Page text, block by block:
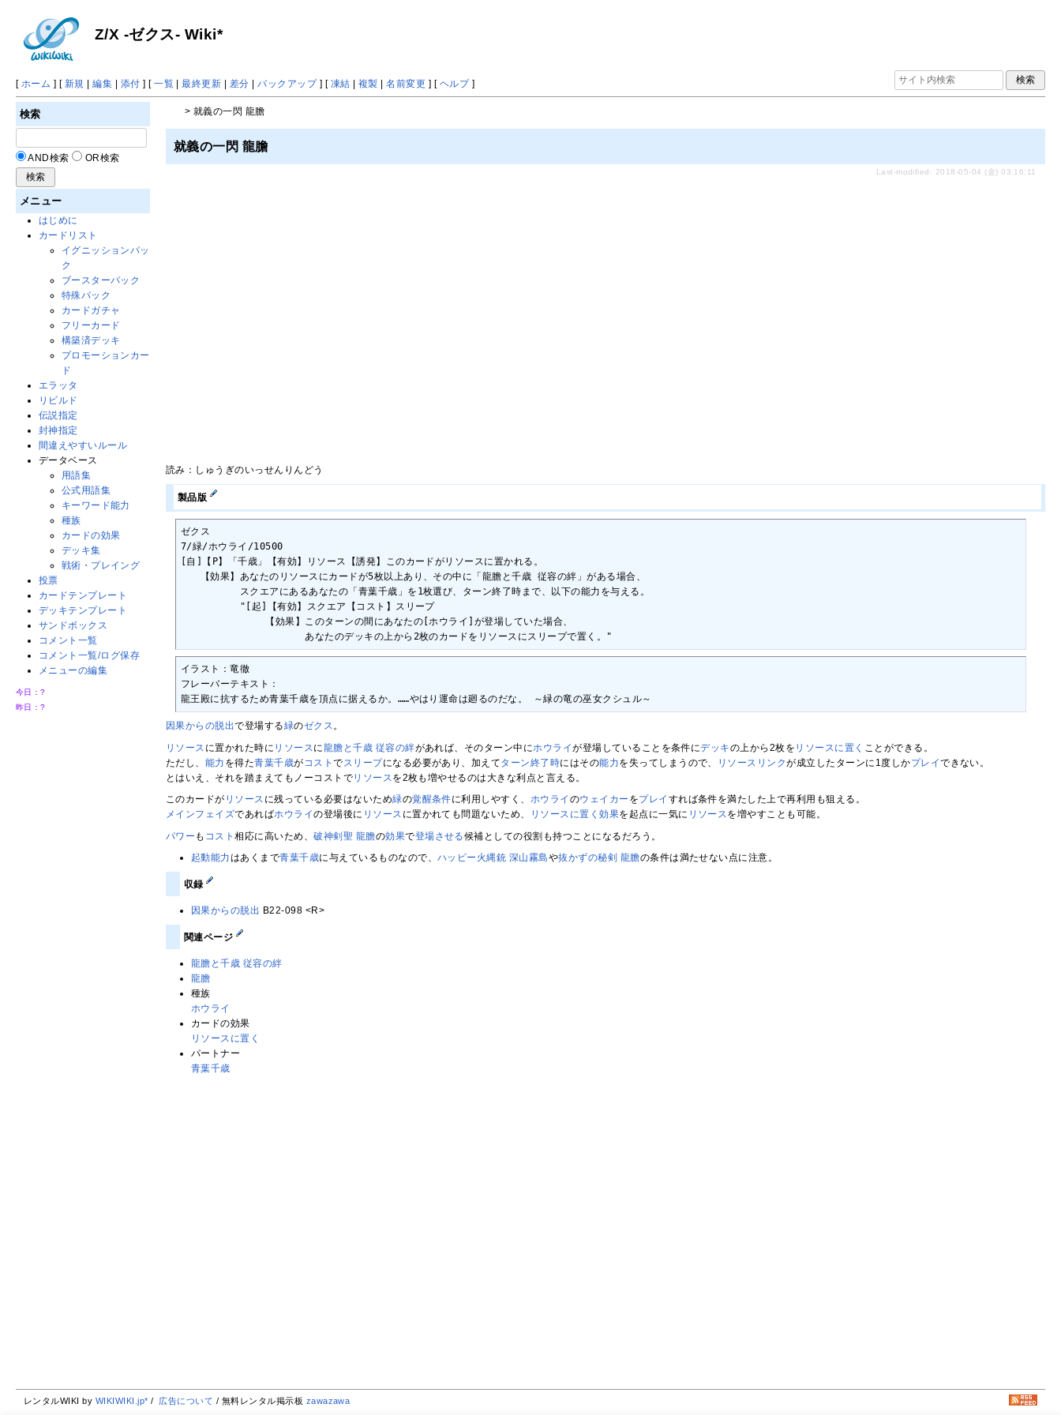
Z/X -ゼクス- Wiki*
[ ホーム ] [ 新規 |編集 | 添付 ] [一覧 |最終更新 | 差分 |バックアップ] [ 凍結 | 複製 |名前変更 ] [ ヘルプ]
> 就義の一閃 龍膽
就義の一閃 龍膽
Last-modified: 2018-05-04 (金) 03:16:11
読み：しゅうぎのいっせんりんどう
製品版
ゼクス
7/緑/ホウライ/10500
[自]【P】「千歳」【有効】リソース【誘発】このカードがリソースに置かれる。
【効果】あなたのリソースにカードが5枚以上あり、その中に「龍膽と千歳 従容の絆」がある場合、
スクエアにあるあなたの「青葉千歳」を1枚選び、ターン終了時まで、以下の能力を与える。
"[起]【有効】スクエア【コスト】スリープ
【効果】このターンの間にあなたの[ホウライ]が登場していた場合、
あなたのデッキの上から2枚のカードをリソースにスリープで置く。"
イラスト：竜徹
フレーバーテキスト：
龍王殿に抗するため青葉千歳を頂点に据えるか。……やはり運命は廻るのだな。 ～緑の竜の巫女クシュル～
因果からの脱出で登場する緑のゼクス。
リソース に置かれた時に リソースに龍膽と千歳 従容の絆があれば、そのターン中にホウライが登場していることを条件にデッキの上から2枚を リソースに置く ことができる。
ただし、 能力 を得た青葉千歳がコストでスリープになる必要があり、加えてターン終了時にはその能力を失ってしまうので、 リソースリンクが成立したターンに1度しかプレイできない。
とはいえ、それを踏まえてもノーコストでリソースを2枚も増やせるのは大きな利点と言える。
このカードが リソース に残っている必要はないため緑の覚醒条件に利用しやすく、 ホウライ のウェイカー をプレイ すれば条件を満たした上で再利用も狙える。
メインフェイズであればホウライの登場後に リソース に置かれても問題ないため、 リソースに置く効果を起点に一気に リソースを増やすことも可能。
パワー も コスト相応に高いため、破神剣聖 龍膽の効果で登場させる候補としての役割も持つことになるだろう。
起動能力はあくまで青葉千歳に与えているものなので、ハッピー火縄銃 深山霧島や抜かずの秘剣 龍膽の条件は満たせない点に注意。
収録
因果からの脱出 B22-098 <R>
関連ページ
龍膽と千歳 従容の絆
龍膽
種族
ホウライ
カードの効果
リソースに置く
パートナー
青葉千歳
検索
AND検索 OR検索
メニュー
はじめに
カードリスト
イグニッションパッ
ク
ブースターパック
特殊パック
カードガチャ
フリーカード
構築済デッキ
プロモーションカー
ド
エラッタ
リビルド
伝説指定
封神指定
間違えやすいルール
データベース
用語集
公式用語集
キーワード能力
種族
カードの効果
デッキ集
戦術・プレイング
投票
カードテンプレート
デッキテンプレート
サンドボックス
コメント一覧
コメント一覧/ログ保存
メニューの編集
今日：?
昨日：?
レンタルWIKI by WIKIWIKI.jp* / 広告について / 無料レンタル掲示板 zawazawa